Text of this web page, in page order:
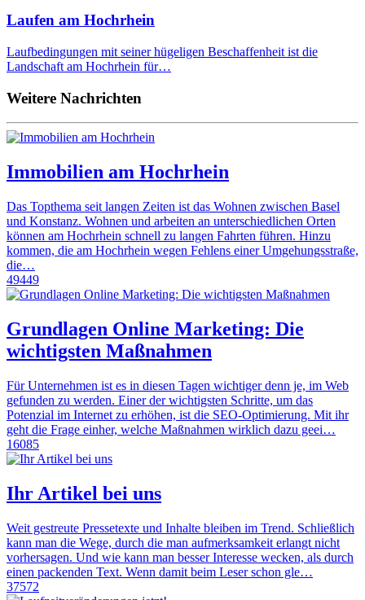
Laufen am Hochrhein
Laufbedingungen mit seiner hügeligen Beschaffenheit ist die
Landschaft am Hochrhein für…
Weitere Nachrichten
Immobilien am Hochrhein
Das Topthema seit langen Zeiten ist das Wohnen zwischen Basel
und Konstanz. Wohnen und arbeiten an unterschiedlichen Orten
können am Hochrhein schnell zu langen Fahrten führen. Hinzu
kommen, die am Hochrhein wegen Fehlens einer Umgehungsstraße,
die…
49449
Grundlagen Online Marketing: Die
wichtigsten Maßnahmen
Für Unternehmen ist es in diesen Tagen wichtiger denn je, im Web
gefunden zu werden. Einer der wichtigsten Schritte, um das
Potenzial im Internet zu erhöhen, ist die SEO-Optimierung. Mit ihr
geht die Frage einher, welche Maßnahmen wirklich dazu geei…
16085
Ihr Artikel bei uns
Weit gestreute Pressetexte und Inhalte bleiben im Trend. Schließlich
kann man die Wege, durch die man aufmerksamkeit erlangt nicht
vorhersagen. Und wie kann man besser Interesse wecken, als durch
einen packenden Text. Wenn damit beim Leser schon gle…
37572